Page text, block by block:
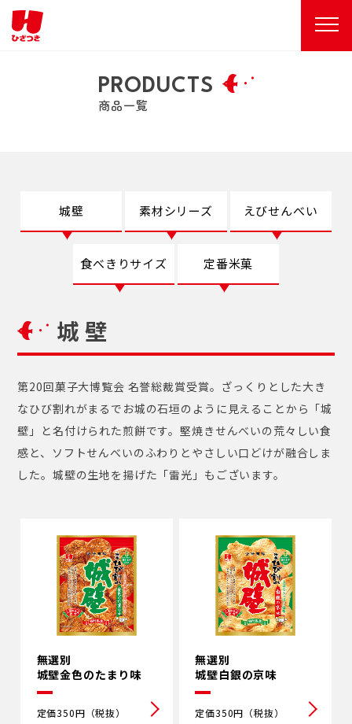
PRODUCTS
商品一覧
城壁 素材シリーズ えびせんべい
食べきりサイズ 定番米菓
城 壁
第20回菓子大博覧会 名誉総裁賞受賞。ざっくりとした大き
なひび割れがまるでお城の石垣のように見えることから「城
壁」と名付けられた煎餅です。堅焼きせんべいの荒々しい食
感と、ソフトせんべいのふわりとやさしい口どけが融合しま
した。城壁の生地を揚げた「雷光」もございます。
無選別
城壁金色のたまり味
定価350円（税抜）
無選別
城壁白銀の京味
定価350円（税抜）